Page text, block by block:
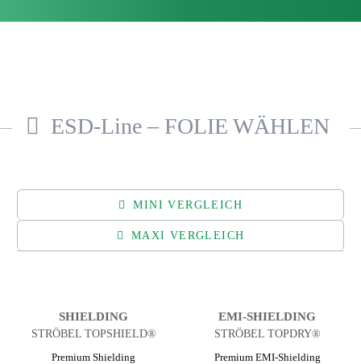
ESD-Line – FOLIE WÄHLEN
MINI VERGLEICH
MAXI VERGLEICH
SHIELDING
STRÖBEL TOPSHIELD®
Premium Shielding
EMI-SHIELDING
STRÖBEL TOPDRY®
Premium EMI-Shielding